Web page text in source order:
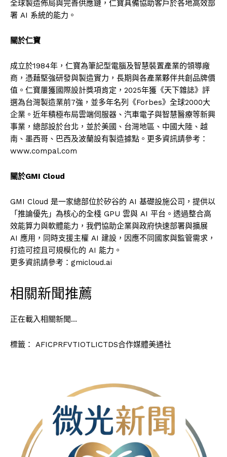
全球製造佈局與完善供應鏈，仁寶具備協助客戶於各地高效部
署 AI 系統的能力。
關於仁寶
成立於1984年，仁寶為筆記型電腦及智慧裝置產業的領導廠
商，憑藉堅強研發與製造實力，長期與各產業夥伴共創品牌價
值。仁寶屢獲國際設計獎項肯定，2025年獲《天下雜誌》評
選為台灣製造業前7強，並多年名列《Forbes》全球2000大
企業。近年積極布局雲端伺服器、汽車電子與智慧醫療等新興
事業，總部設於台北 ，並於美國、 台灣地區、中國大陸 、越
南、墨西哥、巴西及波蘭設有製造據點。更多資訊請參考：
www.compal.com
關於GMI Cloud
GMI Cloud 是一家總部位於矽谷的 AI 基礎設施公司，提供以
「推論優先」為核心的全棧 GPU 雲與 AI 平台。透過整合高
效能算力與軟體能力，我們協助企業與政府快速部署與擴展
AI 應用，同時支援主權 AI 建設，因應不同國家與監管需求，
打造可控且可規模化的 AI 能力。
更多資訊請參考：gmicloud.ai
相關新聞推薦
正在載入相關新聞…
標籤： AFICPRFVTIOTLICTDS合作媒體美通社